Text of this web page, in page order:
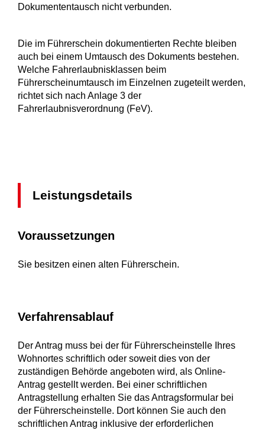
Dokumententausch nicht verbunden.
Die im Führerschein dokumentierten Rechte bleiben
auch bei einem Umtausch des Dokuments bestehen.
Welche Fahrerlaubnisklassen beim
Führerscheinumtausch im Einzelnen zugeteilt werden,
richtet sich nach Anlage 3 der
Fahrerlaubnisverordnung (FeV).
Leistungsdetails
Voraussetzungen
Sie besitzen einen alten Führerschein.
Verfahrensablauf
Der Antrag muss bei der für Führerscheinstelle Ihres
Wohnortes schriftlich oder soweit dies von der
zuständigen Behörde angeboten wird, als Online-
Antrag gestellt werden. Bei einer schriftlichen
Antragstellung erhalten Sie das Antragsformular bei
der Führerscheinstelle. Dort können Sie auch den
schriftlichen Antrag inklusive der erforderlichen